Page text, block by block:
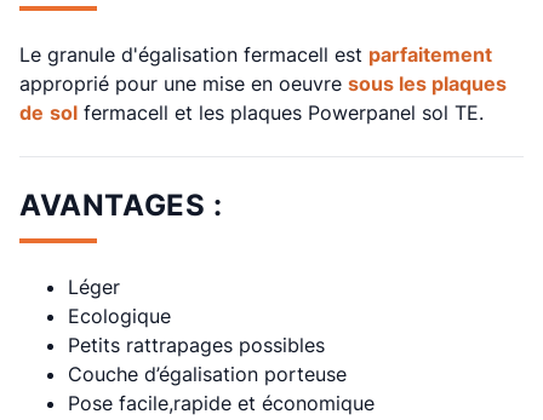
Le granule d'égalisation fermacell est parfaitement
approprié pour une mise en oeuvre sous les plaques
de sol fermacell et les plaques Powerpanel sol TE.
AVANTAGES :
Léger
Ecologique
Petits rattrapages possibles
Couche d’égalisation porteuse
Pose facile,rapide et économique